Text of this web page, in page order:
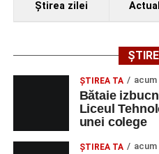
Ştirea zilei
ŞTIREA TA acum
Bătaie
Liceul
unei colege
ŞTIREA TA acum